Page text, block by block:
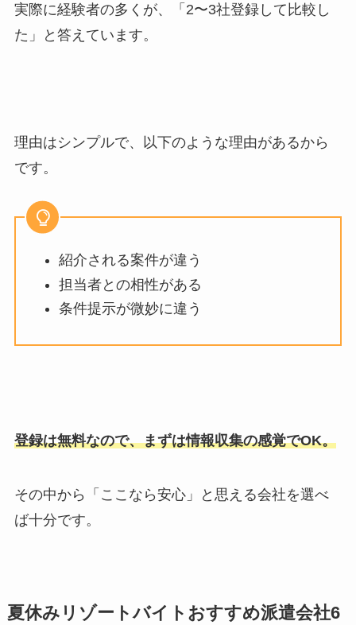
実際に経験者の多くが、「 2〜3社登録して比較し
た」と答えています。
理由はシンプルで、以下のような理由があるから
です。
紹介される案件が違う
担当者との相性がある
条件提示が微妙に違う
登録は無料なので、まずは情報収集の感覚でOK。
その中から「ここなら安心」と思える会社を選べ
ば十分です。
夏休みリゾートバイトおすすめ派遣会社6